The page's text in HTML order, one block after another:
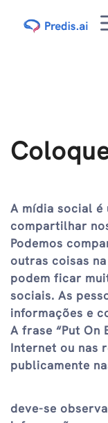
para
A mídia social é
compartilhar
Podemos
outras coisas
podem ficar
sociais. As
informações e
A frase “Put On
Internet ou nas
publicamente
deve-se